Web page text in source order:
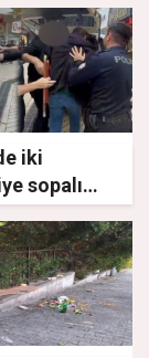
iki
sopalı